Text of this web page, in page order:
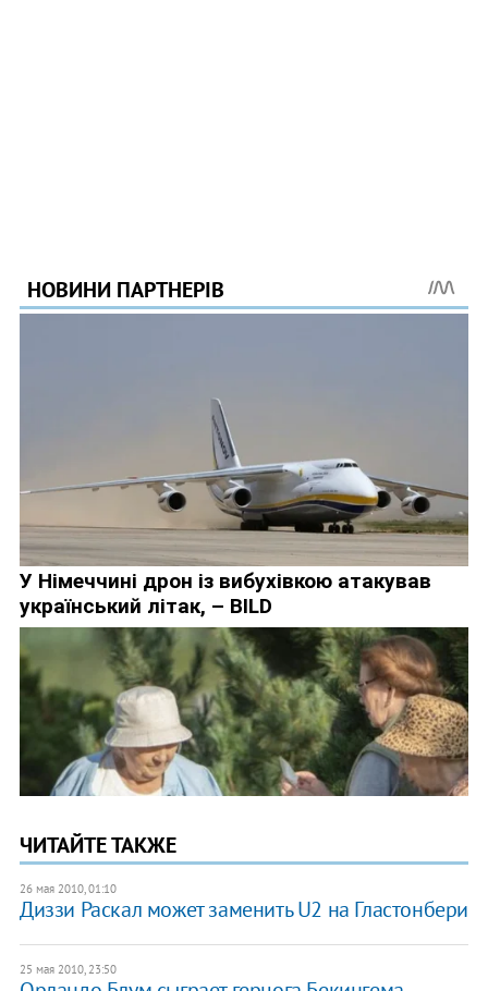
ЧИТАЙТЕ ТАКЖЕ
26 мая 2010, 01:10
Диззи Раскал может заменить U2 на Гластонбери
25 мая 2010, 23:50